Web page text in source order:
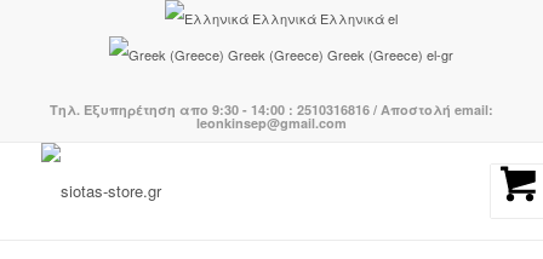
Ελληνικά Ελληνικά el
Greek (Greece) Greek (Greece) el-gr
Τηλ. Εξυπηρέτηση απο 9:30 - 14:00 : 2510316816 / Αποστολή email:
leonkinsep@gmail.com